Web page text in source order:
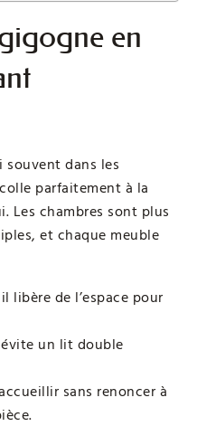
en
dans les
parfaitement à la
Les chambres sont plus
et chaque meuble
libère de l’espace pour
évite un lit double
sans renoncer à